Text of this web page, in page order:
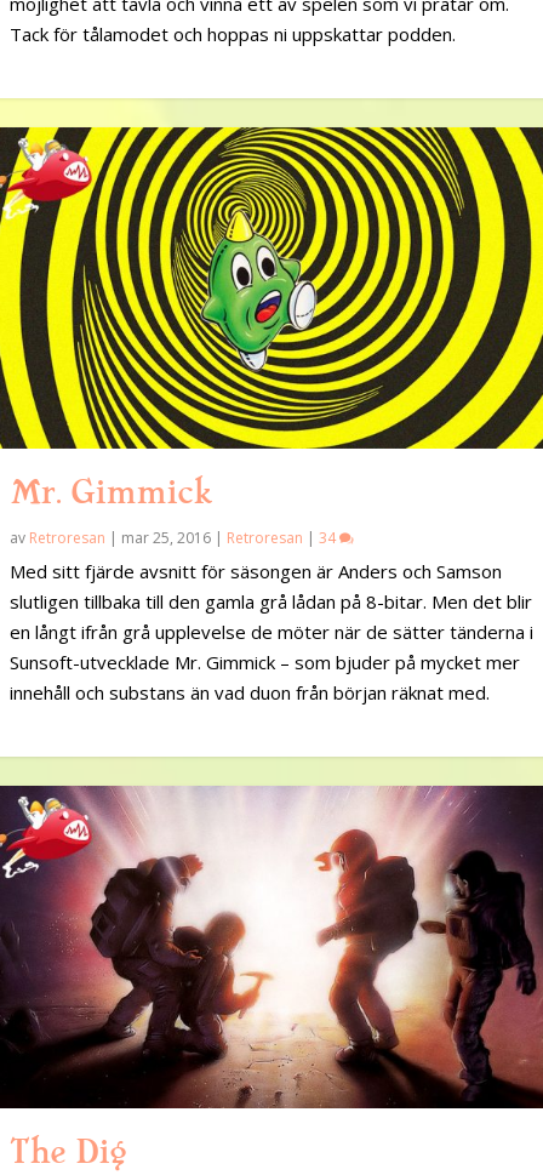
Tack för tålamodet och hoppas ni uppskattar podden.
Mr. Gimmick
av Retroresan | mar 25, 2016 | Retroresan | 34
Med sitt fjärde avsnitt för säsongen är Anders och Samson
slutligen tillbaka till den gamla grå lådan på 8-bitar. Men det blir
en långt ifrån grå upplevelse de möter när de sätter tänderna i
Sunsoft-utvecklade Mr. Gimmick – som bjuder på mycket mer
innehåll och substans än vad duon från början räknat med.
The Dig